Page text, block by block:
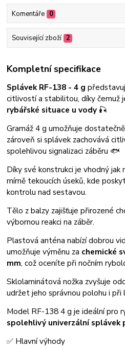
Komentáře 0
Související zboží 2
Kompletní specifikace
Splávek RF-138 - 4 g
citlivostí a stabilitou, díky čemuž
rybářské situace u vody 🎣
Gramáž 4 g umožňuje
zároveň si splávek zachovává
spolehlivou signalizaci záběru 🐟
Díky své konstrukci je vhodný
mírně tekoucích úseků, kde
kontrolu nad sestavou.
Tělo z balzy zajišťuje přirozené
výbornou reakci na záběr.
Plastová anténa nabízí dobrou
umožňuje výměnu za chemické
mm, což oceníte při nočním
Sklolaminátová nožka zvyšuje
udržet jeho správnou polohu i
Model RF-138 4 g je ideální pro
spolehlivý univerzální splávek
✅ Hlavní výhody